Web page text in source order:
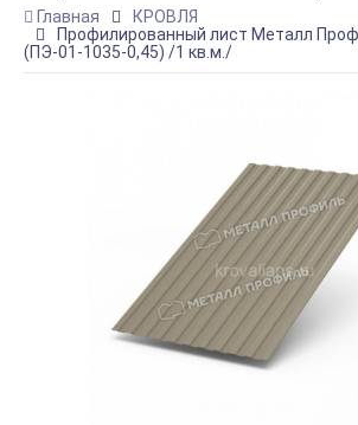
Главная
КРОВЛЯ
Профилированный лист Металл
(ПЭ-01-1035-0,45) /1 кв.м./